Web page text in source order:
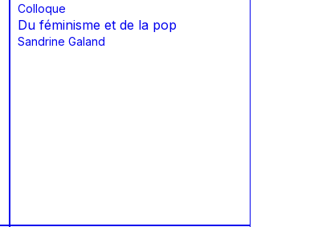
Colloque
Du féminisme et de la pop
Sandrine Galand